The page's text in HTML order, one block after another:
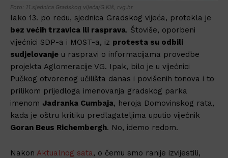
Foto: 11.sjednica Gradskog vijeća/G.Kiš, rvg.hr
Iako 13. po redu, sjednica Gradskog vijeća, protekla je
bez većih trzavica ili rasprava. Štoviše, oporbeni
vijećnici SDP-a i MOST-a, iz protesta su odbili
sudjelovanje u raspravi o informacijama provedbe
projekta Aglomeracije VG. Ipak, bilo je u vijećnici
Pučkog otvorenog učilišta danas i povišenih tonova i to
prilikom prijedloga imenovanja gradskog parka
imenom Jadranka Cumbaja, heroja Domovinskog rata,
kada je oštru kritiku predlagateljima uputio vijećnik
Goran Beus Richembergh. No, idemo redom.
Nakon Aktualnog sata, o čemu smo ranije izvijestili,